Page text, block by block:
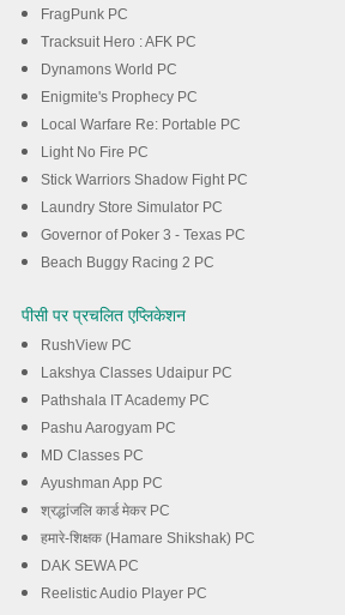
FragPunk PC
Tracksuit Hero : AFK PC
Dynamons World PC
Enigmite's Prophecy PC
Local Warfare Re: Portable PC
Light No Fire PC
Stick Warriors Shadow Fight PC
Laundry Store Simulator PC
Governor of Poker 3 - Texas PC
Beach Buggy Racing 2 PC
पीसी पर प्रचलित एप्लिकेशन
RushView PC
Lakshya Classes Udaipur PC
Pathshala IT Academy PC
Pashu Aarogyam PC
MD Classes PC
Ayushman App PC
श्रद्धांजलि कार्ड मेकर PC
हमारे-शिक्षक (Hamare Shikshak) PC
DAK SEWA PC
Reelistic Audio Player PC